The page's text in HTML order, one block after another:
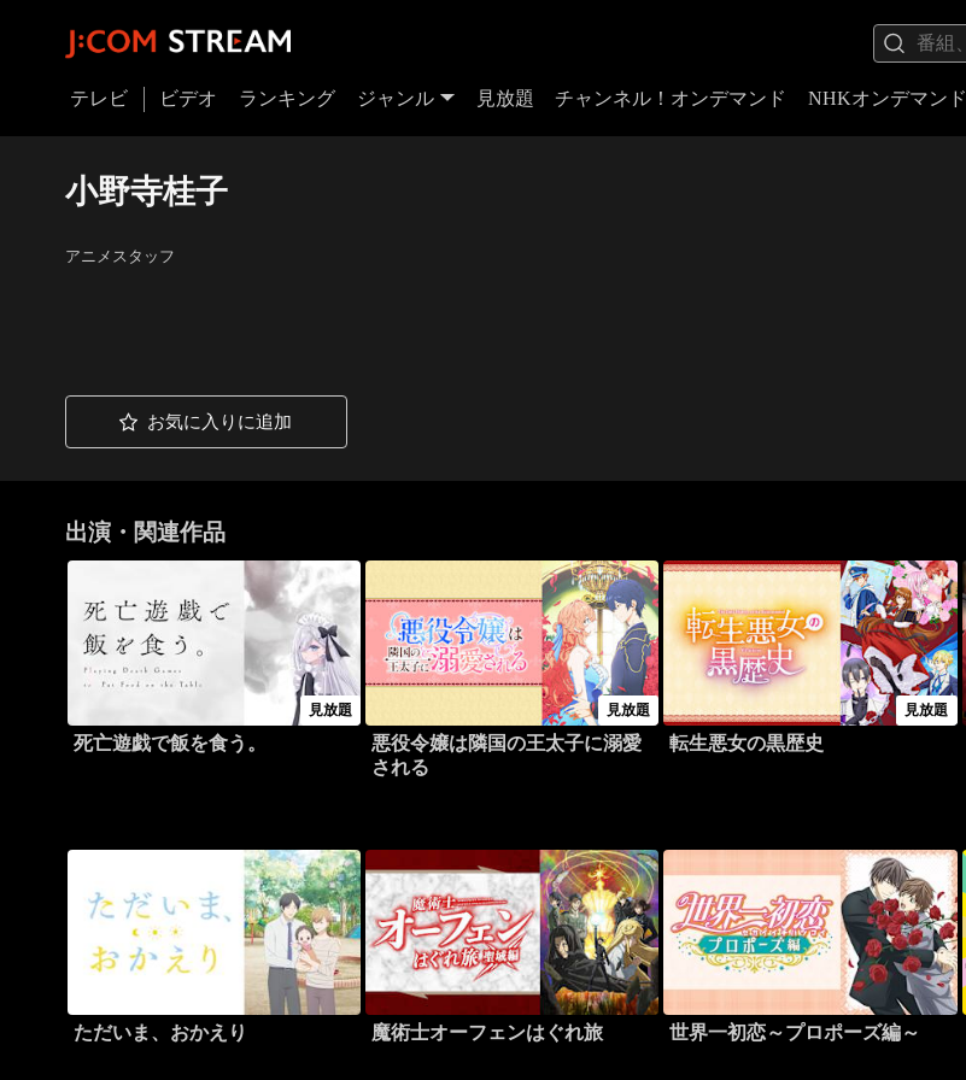
テレビ ビデオ ランキング ジャンル 見放題 チャンネル！オンデマンド NHKオンデマンド
小野寺桂子
アニメスタッフ
お気に入りに追加
出演・関連作品
見放題
死亡遊戯で飯を食う。
見放題
悪役令嬢は隣国の王太子に溺愛
される
見放題
転生悪女の黒歴史
ただいま、おかえり 魔術士オーフェンはぐれ旅 世界一初恋～プロポーズ編～